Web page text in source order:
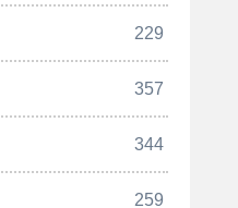
229
357
344
259